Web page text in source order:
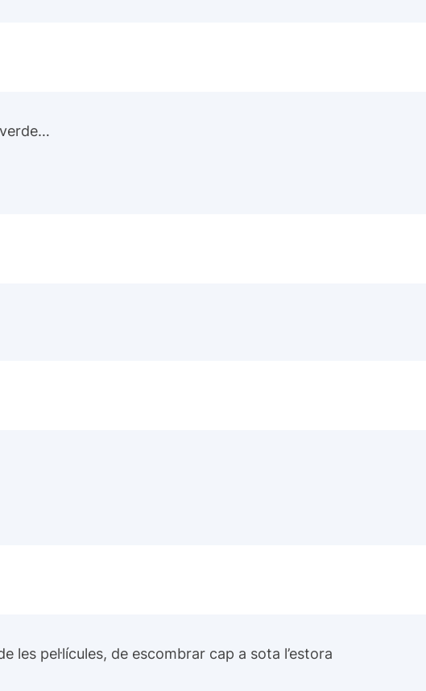
pel·lícules, de escombrar cap a sota l’estora